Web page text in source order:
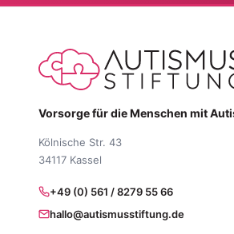
Vorsorge für die Menschen mit
Kölnische Str. 43
34117 Kassel
+49 (0) 561 / 8279 55 66
hallo@autismusstiftung.de